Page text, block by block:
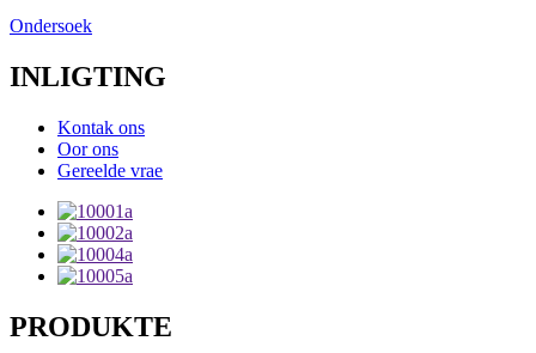
Ondersoek
INLIGTING
Kontak ons
Oor ons
Gereelde vrae
PRODUKTE